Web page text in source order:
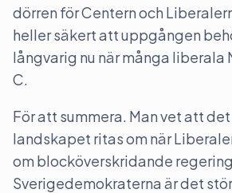
dörren för Centern och
heller säkert att uppgången
långvarig nu när många
C.
För att summera. Man vet att
landskapet ritas om när
om blocköverskridande
Sverigedemokraterna är det